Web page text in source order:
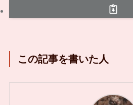
この記事を書いた人